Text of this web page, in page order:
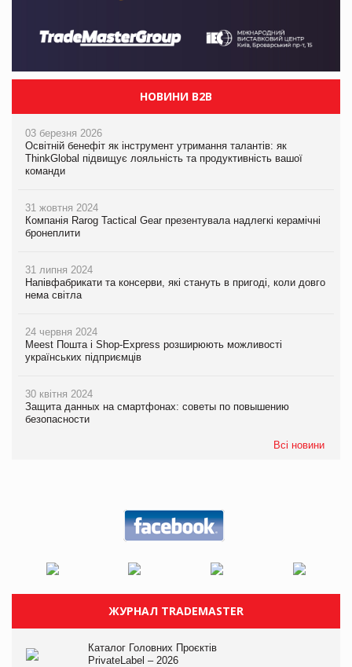
НОВИНИ B2B
03 березня 2026
Освітній бенефіт як інструмент утримання талантів: як
ThinkGlobal підвищує лояльність та продуктивність вашої
команди
31 жовтня 2024
Компанія Rarog Tactical Gear презентувала надлегкі керамічні
бронеплити
31 липня 2024
Напівфабрикати та консерви, які стануть в пригоді, коли довго
нема світла
24 червня 2024
Meest Пошта і Shop-Express розширюють можливості
українських підприємців
30 квітня 2024
Защита данных на смартфонах: советы по повышению
безопасности
Всі новини
ЖУРНАЛ TRADEMASTER
Каталог Головних Проєктів
PrivateLabel – 2026